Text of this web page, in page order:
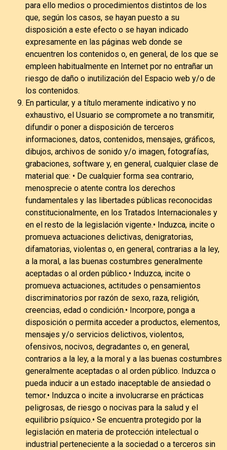
para ello medios o procedimientos distintos de los
que, según los casos, se hayan puesto a su
disposición a este efecto o se hayan indicado
expresamente en las páginas web donde se
encuentren los contenidos o, en general, de los que se
empleen habitualmente en Internet por no entrañar un
riesgo de daño o inutilización del Espacio web y/o de
los contenidos.
En particular, y a título meramente indicativo y no
exhaustivo, el Usuario se compromete a no transmitir,
difundir o poner a disposición de terceros
informaciones, datos, contenidos, mensajes, gráficos,
dibujos, archivos de sonido y/o imagen, fotografías,
grabaciones, software y, en general, cualquier clase de
material que: • De cualquier forma sea contrario,
menosprecie o atente contra los derechos
fundamentales y las libertades públicas reconocidas
constitucionalmente, en los Tratados Internacionales y
en el resto de la legislación vigente.• Induzca, incite o
promueva actuaciones delictivas, denigratorias,
difamatorias, violentas o, en general, contrarias a la ley,
a la moral, a las buenas costumbres generalmente
aceptadas o al orden público.• Induzca, incite o
promueva actuaciones, actitudes o pensamientos
discriminatorios por razón de sexo, raza, religión,
creencias, edad o condición.• Incorpore, ponga a
disposición o permita acceder a productos, elementos,
mensajes y/o servicios delictivos, violentos,
ofensivos, nocivos, degradantes o, en general,
contrarios a la ley, a la moral y a las buenas costumbres
generalmente aceptadas o al orden público. Induzca o
pueda inducir a un estado inaceptable de ansiedad o
temor.• Induzca o incite a involucrarse en prácticas
peligrosas, de riesgo o nocivas para la salud y el
equilibrio psíquico.• Se encuentra protegido por la
legislación en materia de protección intelectual o
industrial perteneciente a la sociedad o a terceros sin